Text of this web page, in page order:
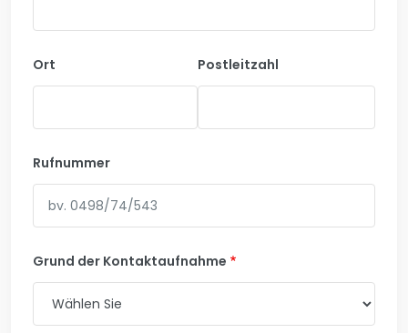
Ort Postleitzahl
Rufnummer
Grund der Kontaktaufnahme